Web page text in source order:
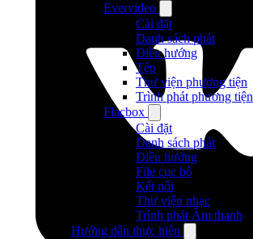
Evervideo
Cài đặt
Danh sách phát
Điều hướng
Tệp
Thư viện phương tiện
Trình phát phương tiện
Flacbox
Cài đặt
Danh sách phát
Điều hướng
File cục bộ
Kết nối
Thư viện nhạc
Trình phát Âm thanh
Hướng dẫn thực hiện